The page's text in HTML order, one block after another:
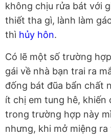
không chịu rửa bát với
thiết tha gì, lành làm
thì hủy hôn.
Có lẽ một số trường
gái về nhà bạn trai ra
đống bát đũa bẩn chất
ít chị em tung hê, khiến
trong trường hợp này
nhưng, khi mở miệng